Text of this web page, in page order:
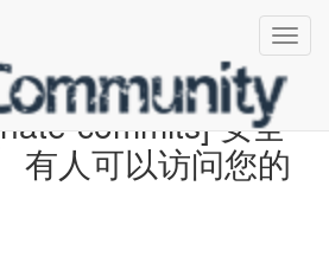
commits] 安全
有人可以访问您的